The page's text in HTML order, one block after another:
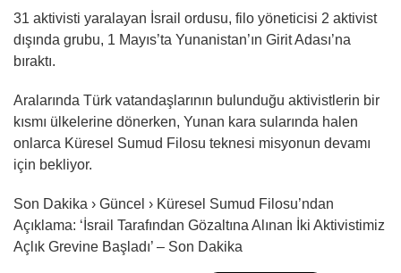
31 aktivisti yaralayan İsrail ordusu, filo yöneticisi 2 aktivist
dışında grubu, 1 Mayıs’ta Yunanistan’ın Girit Adası’na
bıraktı.
Aralarında Türk vatandaşlarının bulunduğu aktivistlerin bir
kısmı ülkelerine dönerken, Yunan kara sularında halen
onlarca Küresel Sumud Filosu teknesi misyonun devamı
için bekliyor.
Son Dakika › Güncel › Küresel Sumud Filosu’ndan
Açıklama: ‘İsrail Tarafından Gözaltına Alınan İki Aktivistimiz
Açlık Grevine Başladı’ – Son Dakika